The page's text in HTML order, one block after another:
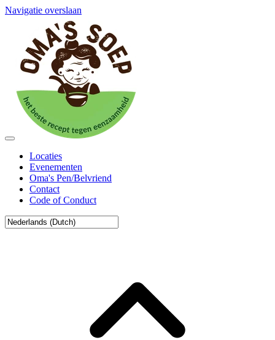
Navigatie overslaan
Locaties
Evenementen
Oma's Pen/Belvriend
Contact
Code of Conduct